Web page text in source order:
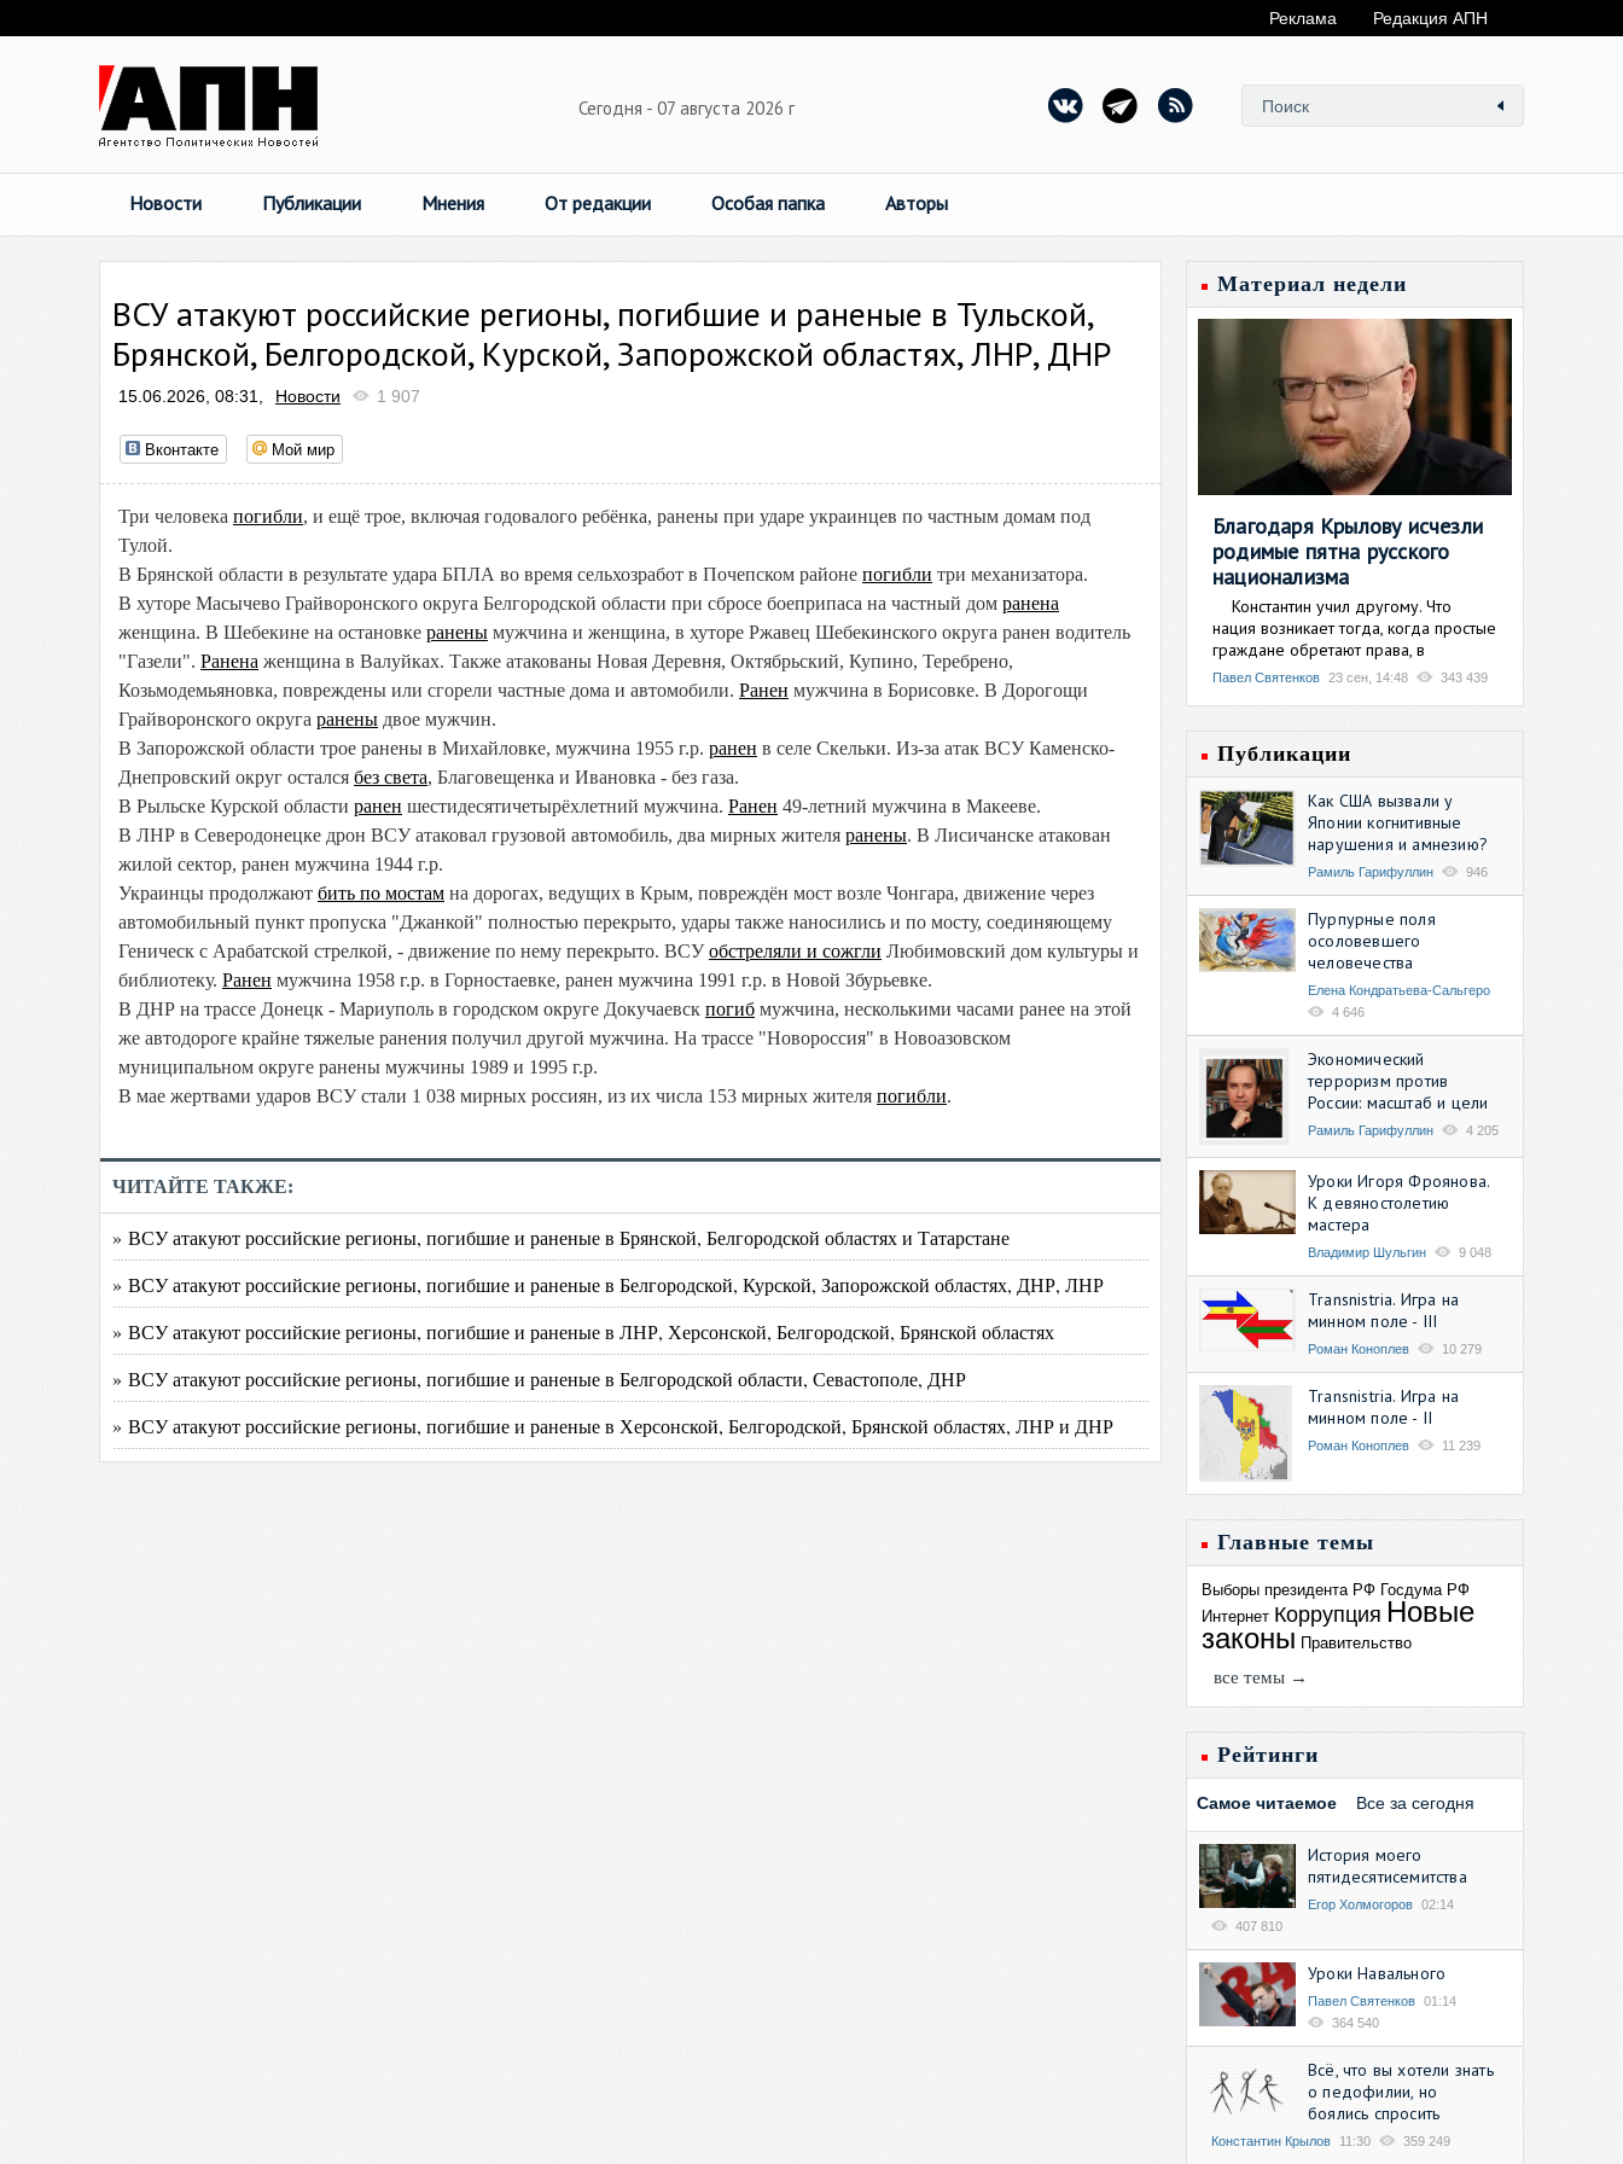
Реклама Редакция АПН
Сегодня - 07 августа 2026 г
Новости Публикации Мнения От редакции Особая папка Авторы
ВСУ атакуют российские регионы, погибшие и раненые в Тульской,
Брянской, Белгородской, Курской, Запорожской областях, ЛНР, ДНР
15.06.2026, 08:31, Новости 1 907
Вконтакте Мой мир
Три человека погибли, и ещё трое, включая годовалого ребёнка, ранены при ударе украинцев по частным домам под
Тулой.
В Брянской области в результате удара БПЛА во время сельхозработ в Почепском районе погибли три механизатора.
В хуторе Масычево Грайворонского округа Белгородской области при сбросе боеприпаса на частный дом ранена
женщина. В Шебекине на остановке ранены мужчина и женщина, в хуторе Ржавец Шебекинского округа ранен водитель
"Газели". Ранена женщина в Валуйках. Также атакованы Новая Деревня, Октябрьский, Купино, Теребрено,
Козьмодемьяновка, повреждены или сгорели частные дома и автомобили. Ранен мужчина в Борисовке. В Дорогощи
Грайворонского округа ранены двое мужчин.
В Запорожской области трое ранены в Михайловке, мужчина 1955 г.р. ранен в селе Скельки. Из-за атак ВСУ Каменско-
Днепровский округ остался без света, Благовещенка и Ивановка - без газа.
В Рыльске Курской области ранен шестидесятичетырёхлетний мужчина. Ранен 49-летний мужчина в Макееве.
В ЛНР в Северодонецке дрон ВСУ атаковал грузовой автомобиль, два мирных жителя ранены. В Лисичанске атакован
жилой сектор, ранен мужчина 1944 г.р.
Украинцы продолжают бить по мостам на дорогах, ведущих в Крым, повреждён мост возле Чонгара, движение через
автомобильный пункт пропуска "Джанкой" полностью перекрыто, удары также наносились и по мосту, соединяющему
Геническ с Арабатской стрелкой, - движение по нему перекрыто. ВСУобстреляли и сожгли Любимовский дом культуры и
библиотеку. Ранен мужчина 1958 г.р. в Горностаевке, ранен мужчина 1991 г.р. в Новой Збурьевке.
В ДНР на трассе Донецк - Мариуполь в городском округе Докучаевск погиб мужчина, несколькими часами ранее на этой
же автодороге крайне тяжелые ранения получил другой мужчина. На трассе "Новороссия" в Новоазовском
муниципальном округе ранены мужчины 1989 и 1995 г.р.
В мае жертвами ударов ВСУ стали 1 038 мирных россиян, из их числа 153 мирных жителя погибли.
ЧИТАЙТЕ ТАКЖЕ:
» ВСУ атакуют российские регионы, погибшие и раненые в Брянской, Белгородской областях и Татарстане
» ВСУ атакуют российские регионы, погибшие и раненые в Белгородской, Курской, Запорожской областях, ДНР, ЛНР
» ВСУ атакуют российские регионы, погибшие и раненые в ЛНР, Херсонской, Белгородской, Брянской областях
» ВСУ атакуют российские регионы, погибшие и раненые в Белгородской области, Севастополе, ДНР
» ВСУ атакуют российские регионы, погибшие и раненые в Херсонской, Белгородской, Брянской областях, ЛНР и ДНР
Материал недели
Благодаря Крылову исчезли
родимые пятна русского
национализма
Константин учил другому. Что
нация возникает тогда, когда простые
граждане обретают права, в
Павел Святенков 23 сен, 14:48 343 439
Публикации
Как США вызвали у
Японии когнитивные
нарушения и амнезию?
Рамиль Гарифуллин 946
Пурпурные поля
осоловевшего
человечества
Елена Кондратьева-Сальгеро
4 646
Экономический
терроризм против
России: масштаб и цели
Рамиль Гарифуллин 4 205
Уроки Игоря Фроянова.
К девяностолетию
мастера
Владимир Шульгин 9 048
Transnistria. Игра на
минном поле - III
Роман Коноплев 10 279
Transnistria. Игра на
минном поле - II
Роман Коноплев 11 239
Главные темы
Выборы президента РФ Госдума РФ
Интернет Коррупция Новые
законы Правительство
все темы →
Рейтинги
Самое читаемое Все за сегодня
История моего
пятидесятисемитства
Егор Холмогоров 02:14
407 810
Уроки Навального
Павел Святенков 01:14
364 540
Всё, что вы хотели знать
о педофилии, но
боялись спросить
Константин Крылов 11:30 359 249